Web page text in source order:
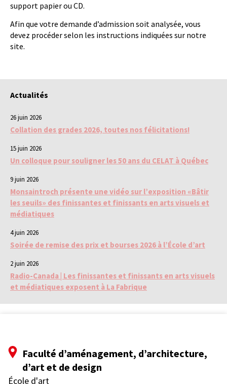
support papier ou CD.
Afin que votre demande d’admission soit analysée, vous
devez procéder selon les instructions indiquées sur notre
site.
Actualités
26 juin 2026
Collation des grades 2026, toutes nos félicitations!
15 juin 2026
Un colloque pour souligner les 50 ans du CELAT à Québec
9 juin 2026
Monsaintroch présente une vidéo sur l’exposition «Bâtir
les seuils» des finissantes et finissants en arts visuels et
médiatiques
4 juin 2026
Soirée de remise des prix et bourses 2026 à l’École d’art
2 juin 2026
Radio-Canada | Les finissantes et finissants en arts visuels
et médiatiques exposent à La Fabrique
Faculté d’aménagement, d’architecture,
d’art et de design
École d'art